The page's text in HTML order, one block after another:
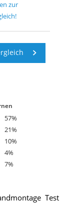
zur
57%
21%
10%
4%
7%
Test